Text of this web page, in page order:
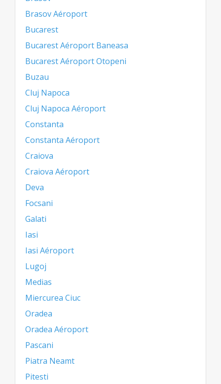
Brasov Aéroport
Bucarest
Bucarest Aéroport Baneasa
Bucarest Aéroport Otopeni
Buzau
Cluj Napoca
Cluj Napoca Aéroport
Constanta
Constanta Aéroport
Craiova
Craiova Aéroport
Deva
Focsani
Galati
Iasi
Iasi Aéroport
Lugoj
Medias
Miercurea Ciuc
Oradea
Oradea Aéroport
Pascani
Piatra Neamt
Pitesti